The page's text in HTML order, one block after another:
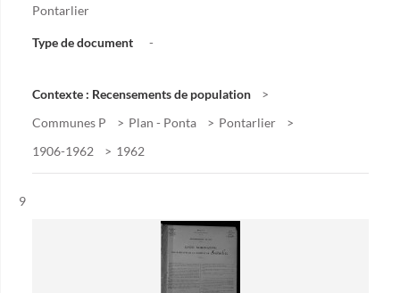
Pontarlier
Type de document -
Contexte : Recensements de population
Communes P
Plan - Ponta
Pontarlier
1906-1962
1962
Résultat n°
9